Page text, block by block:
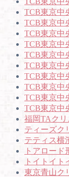
TCB東京中
TCB東京中
TCB東京中
TCB東京中
TCB東京中
TCB東京中
TCB東京中
TCB東京中
TCB東京中
TCB東京中
福岡TAクリ
ティーズク
テティス横
トアロード
トイトイト
東京青山ク